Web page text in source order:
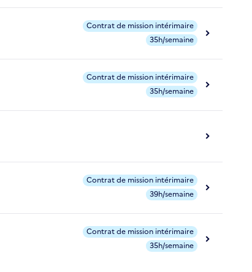
Contrat de mission intérimaire
35h/semaine
Contrat de mission intérimaire
35h/semaine
Contrat de mission intérimaire
39h/semaine
Contrat de mission intérimaire
35h/semaine